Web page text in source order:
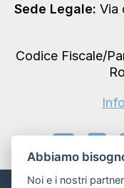
Sede Legale: Via
Codice Fiscale/
Abbiamo
Noi e i nostri